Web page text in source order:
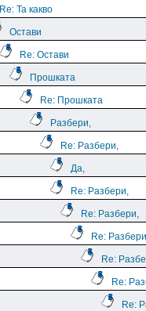
Re: Та какво
Остави
Re: Остави
Прошката
Re: Прошката
Разбери,
Re: Разбери,
Да,
Re: Разбери,
Re: Разбери,
Re:
Re:
Re:
Re: